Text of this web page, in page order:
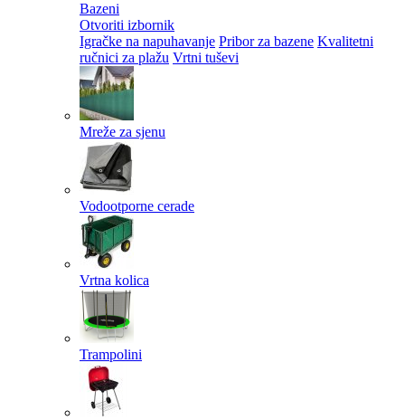
Bazeni
Otvoriti izbornik
Igračke na napuhavanje Pribor za bazene Kvalitetni
ručnici za plažu Vrtni tuševi
Mreže za sjenu
Vodootporne cerade
Vrtna kolica
Trampolini